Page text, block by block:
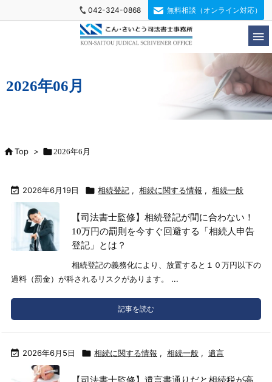

042-324-0868 無料相談（オンライン対応）
2026年06月
Top > 2026年6月
 2026年6月19日  相続登記 , 相続に関する情報 , 相続一般
【司法書士監修】相続登記が間に合わない！
10万円の罰則を今すぐ回避する「相続人申告
登記」とは？
相続登記の義務化により、放置すると１０万円以下の
過料（罰金）が科されるリスクがあります。 ...
記事を読む
 2026年6月5日  相続に関する情報 , 相続一般 , 遺言
【司法書士監修】遺言書通りだと相続税が高